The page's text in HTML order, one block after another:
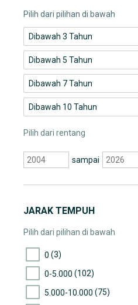
Pilih dari pilihan di bawah
Dibawah 3 Tahun
Dibawah 5 Tahun
Dibawah 7 Tahun
Dibawah 10 Tahun
Pilih dari rentang
sampai
JARAK TEMPUH
Pilih dari pilihan di bawah
0 (3)
0-5.000 (102)
5.000-10.000 (75)